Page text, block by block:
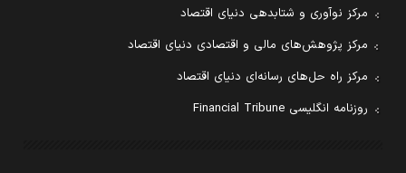
مرکز نوآوری و شتابدهی دنیای اقتصاد
مرکز پژوهش‌های مالی و اقتصادی دنیای اقتصاد
مرکز راه حل‌های رسانه‌ای دنیای اقتصاد
روزنامه انگلیسی Financial Tribune